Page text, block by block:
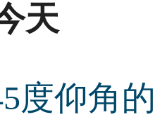
天
度仰角